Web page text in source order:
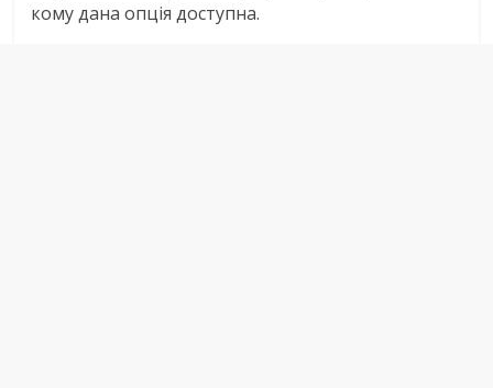
кому дана опція доступна.